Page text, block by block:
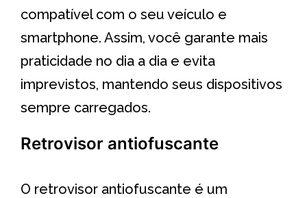
compatível com o seu veículo e
smartphone. Assim, você garante mais
praticidade no dia a dia e evita
imprevistos, mantendo seus dispositivos
sempre carregados.
Retrovisor antiofuscante
O retrovisor antiofuscante é um